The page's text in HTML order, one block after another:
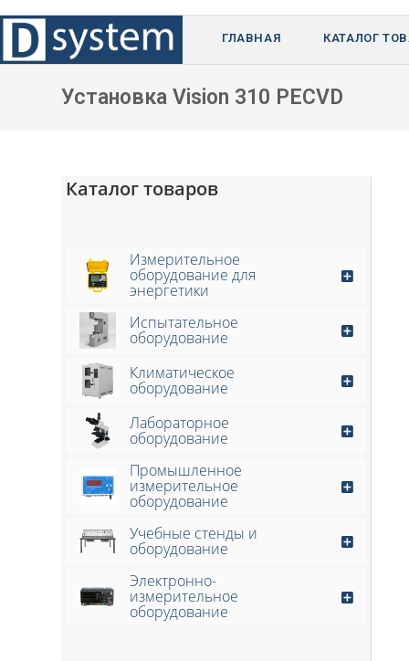
Перейти
содержимому
ГЛАВНАЯ КАТАЛОГ
Установка Vision 310 PECVD
Каталог товаров
Измерительное
оборудование для
энергетики
Испытательное
оборудование
Климатическое
оборудование
Лабораторное
оборудование
Промышленное
измерительное
оборудование
Учебные стенды и
оборудование
Электронно-
измерительное
оборудование